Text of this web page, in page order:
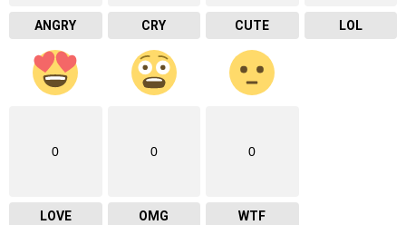
ANGRY CRY CUTE LOL
0
LOVE
0
OMG
0
WTF